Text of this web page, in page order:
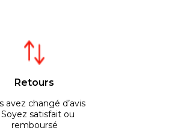
Retours
avez changé d’avis
satisfait ou
remboursé